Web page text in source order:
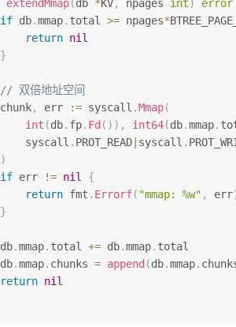
extendMmap(db *KV, npages int) error
if db.mmap. total >= npages*
return nil
}
// 双倍地址空间
, err := syscall .Mmap(
int (db. fp. Fd ( ) ) , int64(db.mmap.
syscall
. PROT_READ| syscall .
)
if err != nil
{
return fmt . Errorf( "mmap: %w" , err
}
.mmap. total += db.mmap. total
.mmap. chunks = append (db.mmap.
return nil